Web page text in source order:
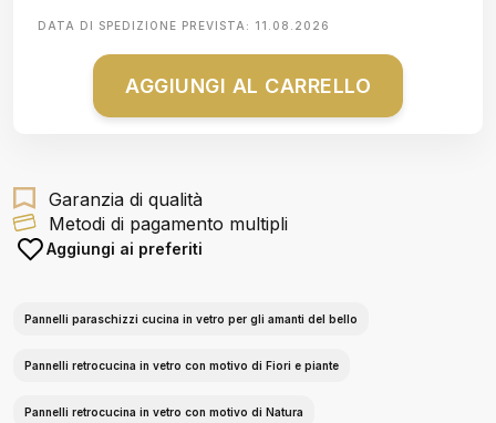
DATA DI SPEDIZIONE PREVISTA: 11.08.2026
AGGIUNGI AL CARRELLO
Garanzia di qualità
Metodi di pagamento multipli
Aggiungi ai preferiti
Pannelli paraschizzi cucina in vetro per gli amanti del bello
Pannelli retrocucina in vetro con motivo di Fiori e piante
Pannelli retrocucina in vetro con motivo di Natura